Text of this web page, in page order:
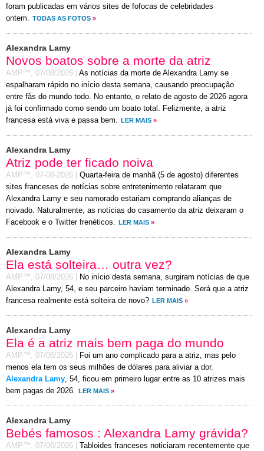
foram publicadas em vários sites de fofocas de celebridades
ontem. TODAS AS FOTOS »
Alexandra Lamy
Novos boatos sobre a morte da atriz
AMP™, 07/08/2026
As notícias da morte de Alexandra Lamy se
espalharam rápido no início desta semana, causando preocupação
entre fãs do mundo todo. No entanto, o relato de agosto de 2026 agora
já foi confirmado como sendo um boato total. Felizmente, a atriz
francesa está viva e passa bem.
LER MAIS »
Alexandra Lamy
Atriz pode ter ficado noiva
AMP™, 07-08-2026
Quarta-feira de manhã (5 de agosto) diferentes
sites franceses de notícias sobre entretenimento relataram que
Alexandra Lamy e seu namorado estariam comprando alianças de
noivado. Naturalmente, as notícias do casamento da atriz deixaram o
Facebook e o Twitter frenéticos.
LER MAIS »
Alexandra Lamy
Ela está solteira… outra vez?
AMP™, 07/08/2026
No início desta semana, surgiram notícias de que
Alexandra Lamy, 54, e seu parceiro haviam terminado. Será que a atriz
francesa realmente está solteira de novo? LER MAIS »
Alexandra Lamy
Ela é a atriz mais bem paga do mundo
AMP™, 07/08/2026
Foi um ano complicado para a atriz, mas pelo
menos ela tem os seus milhões de dólares para aliviar a dor.
Alexandra Lamy, 54, ficou em primeiro lugar entre as 10 atrizes mais
bem pagas de 2026.
LER MAIS »
Alexandra Lamy
Bebés famosos : Alexandra Lamy grávida?
AMP™, 07/08/2026
Tabloides franceses noticiaram recentemente que